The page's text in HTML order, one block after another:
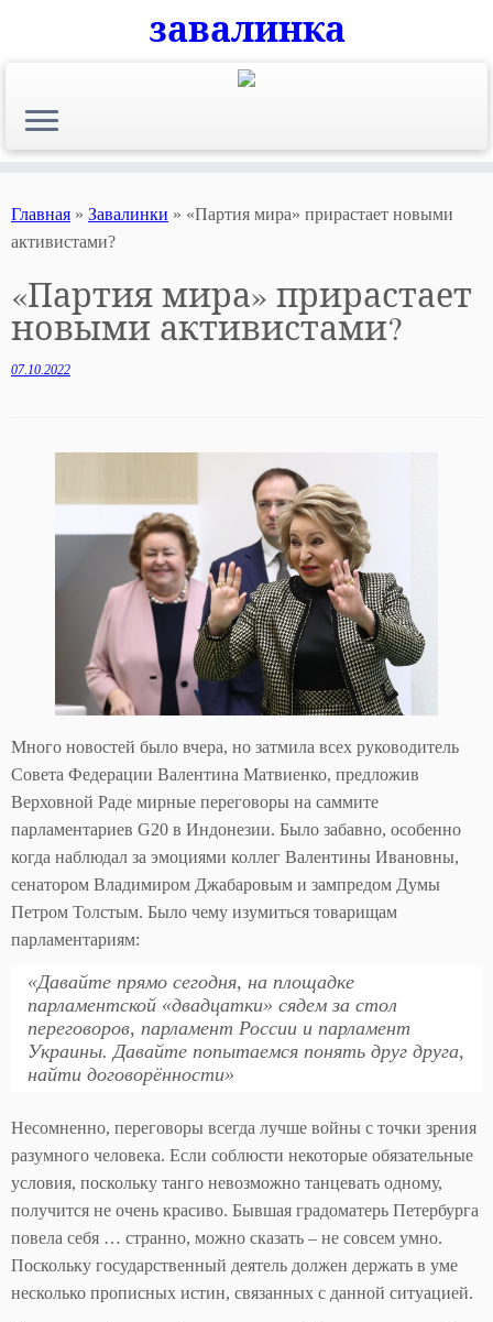
завалинка
Главная » Завалинки » «Партия мира» прирастает новыми
активистами?
«Партия мира» прирастает
новыми активистами?
07.10.2022
Много новостей было вчера, но затмила всех руководитель
Совета Федерации Валентина Матвиенко, предложив
Верховной Раде мирные переговоры на саммите
парламентариев G20 в Индонезии. Было забавно, особенно
когда наблюдал за эмоциями коллег Валентины Ивановны,
сенатором Владимиром Джабаровым и зампредом Думы
Петром Толстым. Было чему изумиться товарищам
парламентариям:
«Давайте прямо сегодня, на площадке
парламентской «двадцатки» сядем за стол
переговоров, парламент России и парламент
Украины. Давайте попытаемся понять друг друга,
найти договорённости»
Несомненно, переговоры всегда лучше войны с точки зрения
разумного человека. Если соблюсти некоторые обязательные
условия, поскольку танго невозможно танцевать одному,
получится не очень красиво. Бывшая градоматерь Петербурга
повела себя … странно, можно сказать – не совсем умно.
Поскольку государственный деятель должен держать в уме
несколько прописных истин, связанных с данной ситуацией.